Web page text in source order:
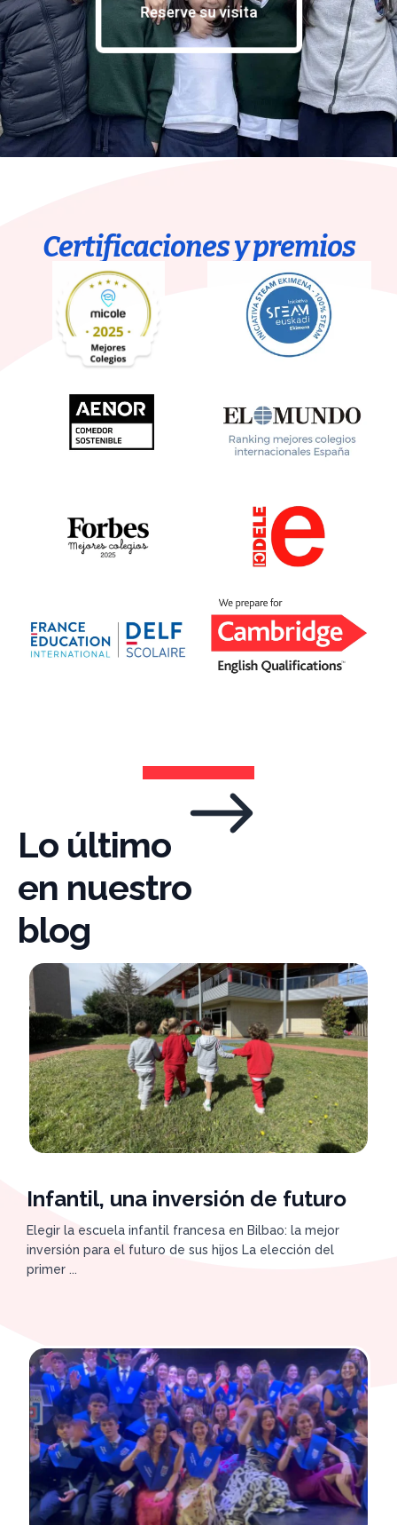
Reserve su visita
Certificaciones y premios
Lo último
en nuestro
blog
Infantil, una inversión de futuro
Elegir la escuela infantil francesa en Bilbao: la mejor
inversión para el futuro de sus hijos La elección del
primer ...